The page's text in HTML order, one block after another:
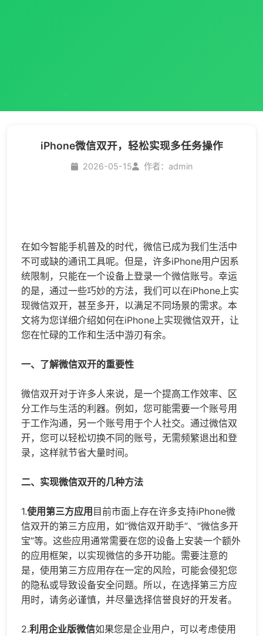
iPhone微信双开，轻松实现多任务操作
2026-05-15 作者：admin
在如今智能手机普及的时代，微信已成为我们生活中
不可或缺的通讯工具呢。但是，许多iPhone用户因系
统限制，只能在一个设备上登录一个微信账号。幸运
的是，通过一些巧妙的方法，我们可以在iPhone上实
现微信双开，甚至多开，以满足不同场景的需求。本
文将为您详细介绍如何在iPhone上实现微信双开，让
您在忙碌的工作和生活中游刃有余。
一、了解微信双开的重要性
微信双开对于许多人来说，是一个提高工作效率、区
分工作与生活的利器。例如，您可能需要一个账号用
于工作沟通，另一个账号用于个人社交。通过微信双
开，您可以轻松切换不同的账号，无需频繁退出和登
录，这样就节省大量时间。
二、实现微信双开的几种方法
1.使用第三方应用 目前市面上存在许多支持iPhone微
信双开的第三方应用，如“微信双开助手”、“微信多开
宝”等。这些应用通常需要在您的设备上安装一个额外
的应用框架，以实现微信的多开功能。需要注意的
是，使用第三方应用存在一定的风险，可能会侵犯您
的隐私或导致设备安全问题。所以，在选择第三方应
用时，请务必谨慎，并尽量选择信誉良好的开发者。
2.利用企业版微信如果您是企业用户，可以考虑使用